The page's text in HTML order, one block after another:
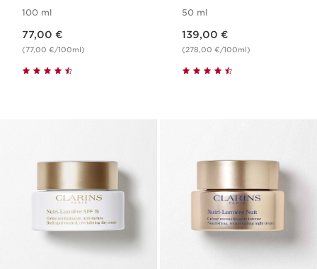
100 ml
77,00 €
(77,00 €/100ml)
50 ml
139,00 €
(278,00 €/100ml)